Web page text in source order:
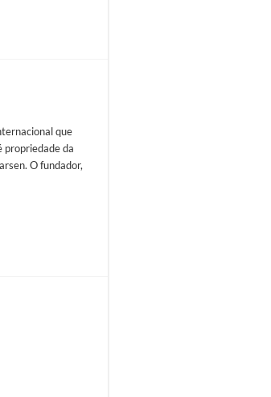
que
propriedade da
O fundador,